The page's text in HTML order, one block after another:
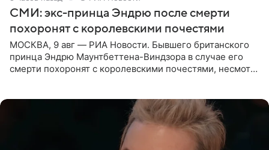
СМИ: экс-принца Эндрю после смерти
похоронят с королевскими почестями
МОСКВА, 9 авг — РИА Новости. Бывшего британского
принца Эндрю Маунтбеттена-Виндзора в случае его
смерти похоронят с королевскими почестями, несмотря